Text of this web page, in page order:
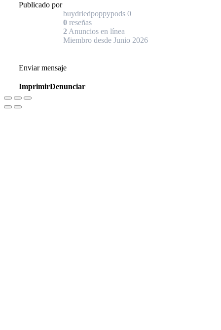
Publicado por
buydriedpoppypods 0
0 reseñas
2 Anuncios en línea
Miembro desde Junio 2026
Enviar mensaje
ImprimirDenunciar